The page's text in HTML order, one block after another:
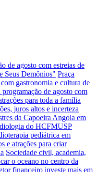
de agosto com estreias de
Seus Demônios" Praça
gastronomia e cultura de
de agosto com
para toda a família
juros altos e incerteza
da Capoeira Angola em
do HCFMUSP
pediátrica em
e atrações para criar
Sociedade civil, academia,
o oceano no centro da
financeiro investe mais em